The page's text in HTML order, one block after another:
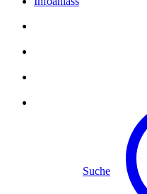
Suche